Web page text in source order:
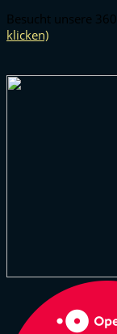
Besucht unsere
klicken)